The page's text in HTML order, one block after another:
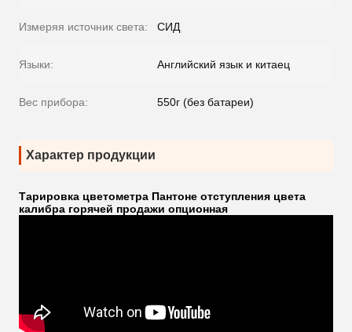
Измеряя источник света: СИД
Языки: Английский язык и китаец
Вес прибора: 550г (без батареи)
Характер продукции
Тарировка цветометра Пантоне отступления цвета
калибра горячей продажи опционная